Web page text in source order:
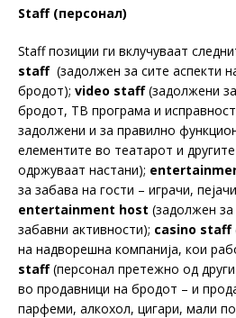
Staff (персонал)
Staff позиции ги вклучуваат
staff (задолжен за сите аспекти
бродот); video staff(задолжени
бродот, ТВ програма и
задолжени и за правилно
елементите во театарот и
одржуваат настани);
за забава на гости – играчи,
entertainment host (задолжен за
забавни активности); casino staff
на надворешна компанија, кои
staff(персонал претежно од
во продавници на бродот – и
парфеми, алкохол, цигари, мали